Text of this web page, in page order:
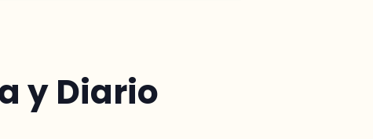
y Diario